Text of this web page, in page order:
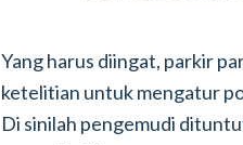
Yang harus diingat, parkir
ketelitian untuk mengatur
Di sinilah pengemudi